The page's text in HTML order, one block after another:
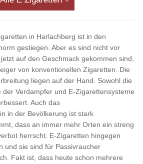
in Harlachberg ist in den
gestiegen. Aber es sind nicht vor
auf den Geschmack gekommen sind,
von konventionellen Zigaretten. Die
liegen auf der Hand. Sowohl die
der Verdampfer und E-Zigarettensysteme
Auch das
in der Bevölkerung ist stark
dass an immer mehr Orten ein streng
herrscht. E-Zigaretten hingegen
und sie sind für Passivraucher
Fakt ist, dass heute schon mehrere